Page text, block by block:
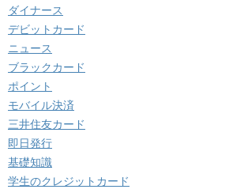
ダイナース
デビットカード
ニュース
ブラックカード
ポイント
モバイル決済
三井住友カード
即日発行
基礎知識
学生のクレジットカード